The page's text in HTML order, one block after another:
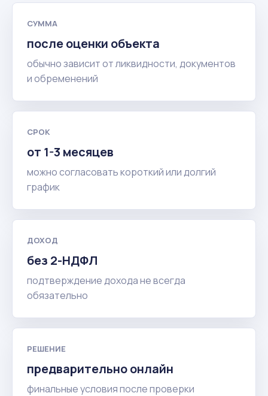
СУММА
после оценки объекта
обычно зависит от ликвидности, документов
и обременений
СРОК
от 1-3 месяцев
можно согласовать короткий или долгий
график
ДОХОД
без 2-НДФЛ
подтверждение дохода не всегда
обязательно
РЕШЕНИЕ
предварительно онлайн
финальные условия после проверки